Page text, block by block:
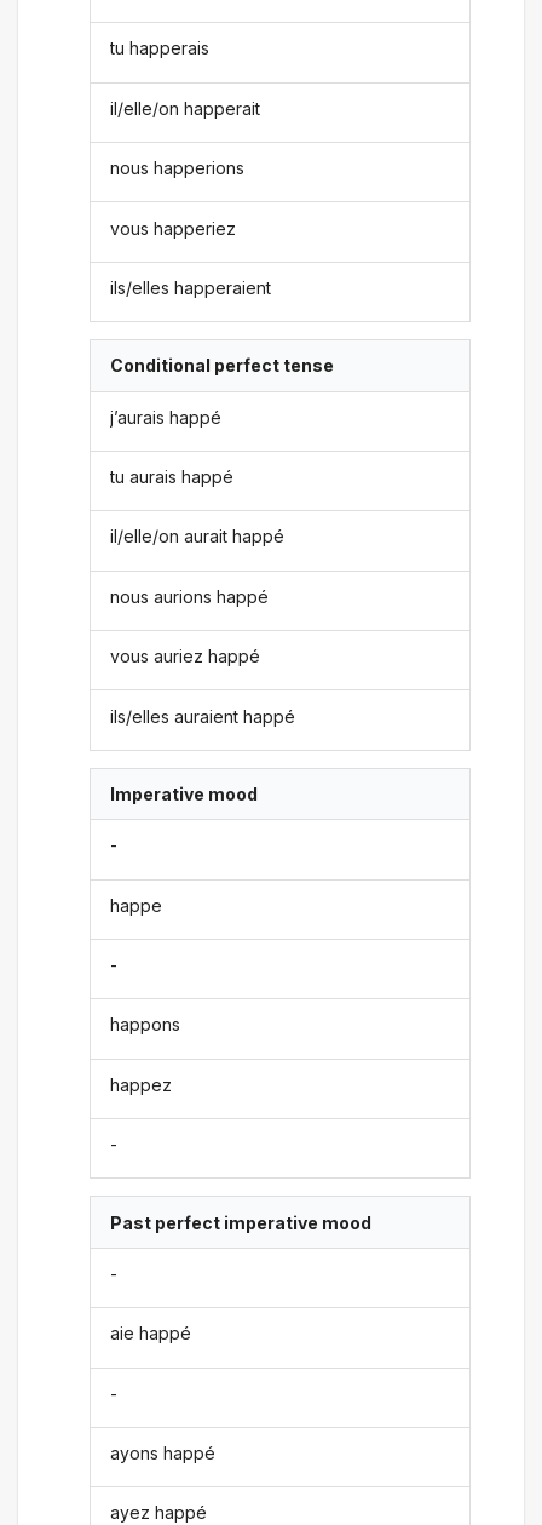
tu happerais
il/elle/on happerait
nous happerions
vous happeriez
ils/elles happeraient
Conditional perfect tense
j’aurais happé
tu aurais happé
il/elle/on aurait happé
nous aurions happé
vous auriez happé
ils/elles auraient happé
Imperative mood
-
happe
-
happons
happez
-
Past perfect imperative mood
-
aie happé
-
ayons happé
ayez happé